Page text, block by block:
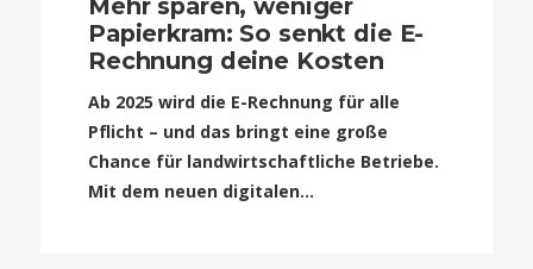
Mehr sparen, weniger
Papierkram: So senkt die E-
Rechnung deine Kosten
Ab 2025 wird die E-Rechnung für alle
Pflicht – und das bringt eine große
Chance für landwirtschaftliche Betriebe.
Mit dem neuen digitalen...